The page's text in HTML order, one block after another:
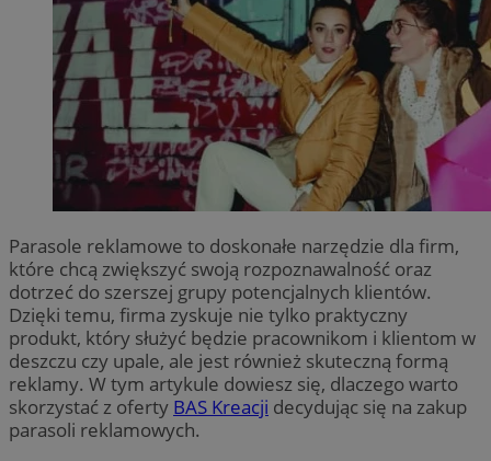
Parasole reklamowe to doskonałe narzędzie dla firm,
które chcą zwiększyć swoją rozpoznawalność oraz
dotrzeć do szerszej grupy potencjalnych klientów.
Dzięki temu, firma zyskuje nie tylko praktyczny
produkt, który służyć będzie pracownikom i klientom w
deszczu czy upale, ale jest również skuteczną formą
reklamy. W tym artykule dowiesz się, dlaczego warto
skorzystać z oferty BAS Kreacji decydując się na zakup
parasoli reklamowych.